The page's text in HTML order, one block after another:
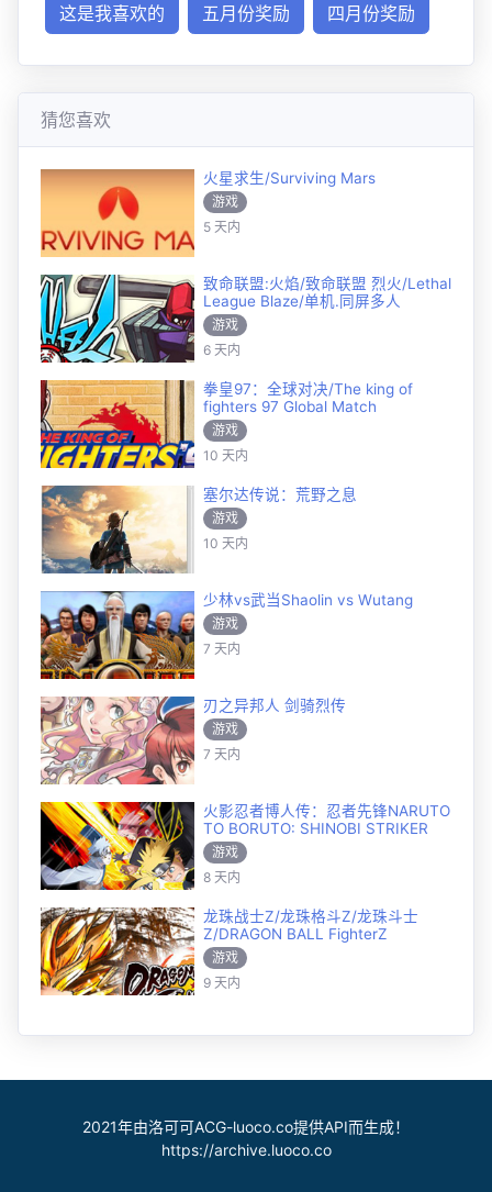
这是我喜欢的 五月份奖励 四月份奖励
猜您喜欢
火星求生/Surviving Mars
游戏
5 天内
致命联盟:火焰/致命联盟 烈火/Lethal
League Blaze/单机.同屏多人
游戏
6 天内
拳皇97：全球对决/The king of
fighters 97 Global Match
游戏
10 天内
塞尔达传说：荒野之息
游戏
10 天内
少林vs武当Shaolin vs Wutang
游戏
7 天内
刃之异邦人 剑骑烈传
游戏
7 天内
火影忍者博人传：忍者先锋NARUTO
TO BORUTO: SHINOBI STRIKER
游戏
8 天内
龙珠战士Z/龙珠格斗Z/龙珠斗士
Z/DRAGON BALL FighterZ
游戏
9 天内
2021年由洛可可ACG-luoco.co提供API而生成！
https://archive.luoco.co